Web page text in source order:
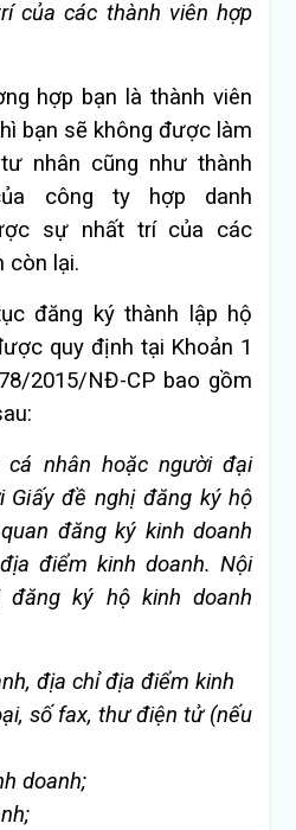
của các thành viên hợp
hợp bạn là thành viên
bạn sẽ không được làm
nhân cũng như thành
công ty hợp danh
sự nhất trí của các
còn lại.
đăng ký thành lập hộ
quy định tại Khoản 1
2015/NĐ-CP bao gồm
cá nhân hoặc người đại
Giấy đề nghị đăng ký hộ
đăng ký kinh doanh
điểm kinh doanh. Nội
đăng ký hộ kinh doanh
địa chỉ địa điểm kinh
số fax, thư điện tử (nếu
doanh;